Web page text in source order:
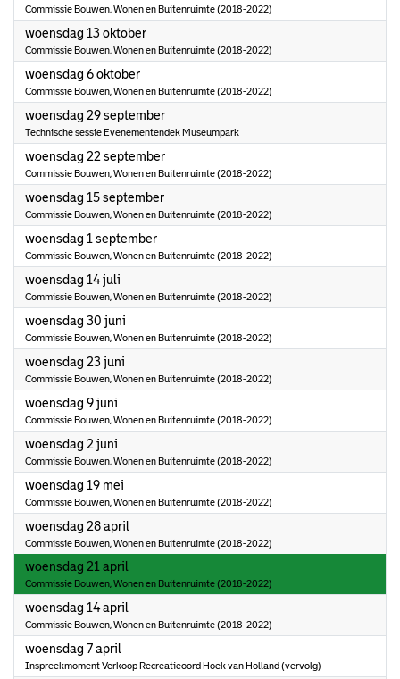
Commissie Bouwen, Wonen en Buitenruimte (2018-2022)
woensdag 13 oktober2021
Commissie Bouwen, Wonen en Buitenruimte (2018-2022)
woensdag 6 oktober2021
Commissie Bouwen, Wonen en Buitenruimte (2018-2022)
woensdag 29 september2021
Technische sessie Evenementendek Museumpark
woensdag 22 september2021
Commissie Bouwen, Wonen en Buitenruimte (2018-2022)
woensdag 15 september2021
Commissie Bouwen, Wonen en Buitenruimte (2018-2022)
woensdag 1 september2021
Commissie Bouwen, Wonen en Buitenruimte (2018-2022)
woensdag 14 juli
Commissie Bouwen, Wonen en Buitenruimte (2018-2022)
woensdag 30 juni
Commissie Bouwen, Wonen en Buitenruimte (2018-2022)
woensdag 23 juni
Commissie Bouwen, Wonen en Buitenruimte (2018-2022)
woensdag 9 juni
Commissie Bouwen, Wonen en Buitenruimte (2018-2022)
woensdag 2 juni
Commissie Bouwen, Wonen en Buitenruimte (2018-2022)
woensdag 19 mei
Commissie Bouwen, Wonen en Buitenruimte (2018-2022)
woensdag 28 april
Commissie Bouwen, Wonen en Buitenruimte (2018-2022)
woensdag 21 april
Commissie Bouwen, Wonen en Buitenruimte (2018-2022)
woensdag 14 april
Commissie Bouwen, Wonen en Buitenruimte (2018-2022)
woensdag 7 april
Inspreekmoment Verkoop Recreatieoord Hoek van Holland (vervolg)